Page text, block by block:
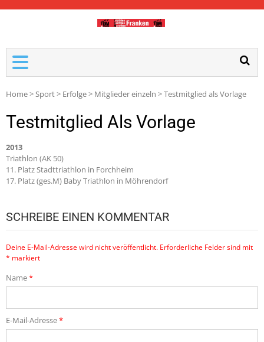
Home>Sport> Erfolge> Mitglieder einzeln >Testmitglied als Vorlage
Testmitglied Als Vorlage
2013
Triathlon (AK 50)
11. Platz Stadttriathlon in Forchheim
17. Platz (ges.M) Baby Triathlon in Möhrendorf
SCHREIBE EINEN KOMMENTAR
Deine E-Mail-Adresse wird nicht veröffentlicht. Erforderliche Felder sind mit
* markiert
Name*
E-Mail-Adresse*